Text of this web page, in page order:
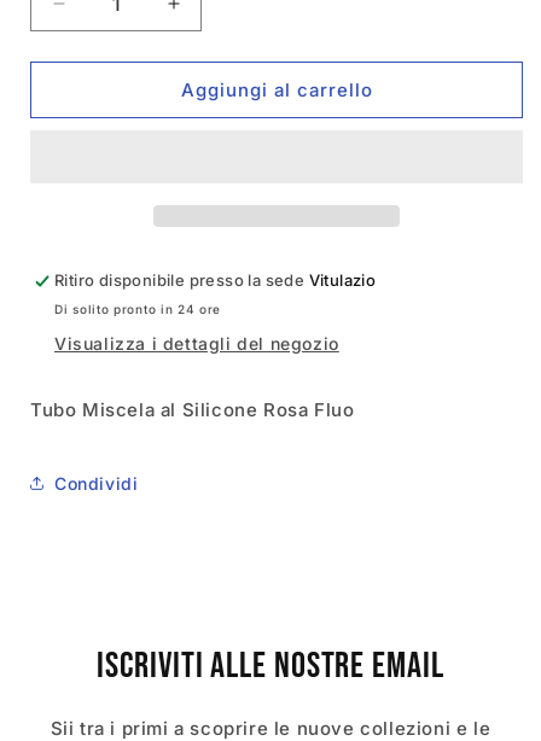
Diminuisci
quantità
per
Miscela
Aumenta
quantità
per
Tubo
Miscela
Aggiungi al carrello
Ritiro disponibile presso la sede Vitulazio
Di solito pronto in 24 ore
Visualizza i dettagli del negozio
Tubo Miscela al Silicone Rosa Fluo
Condividi
Iscriviti alle nostre email
Sii tra i primi a scoprire le nuove collezioni e le